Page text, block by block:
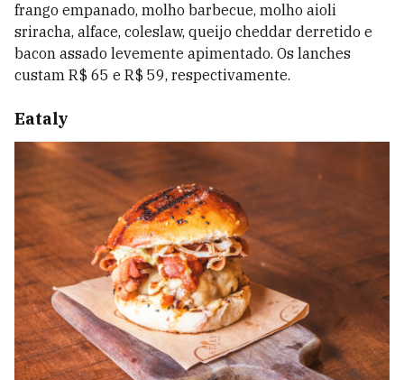
frango empanado, molho barbecue, molho aioli
sriracha, alface, coleslaw, queijo cheddar derretido e
bacon assado levemente apimentado. Os lanches
custam R$ 65 e R$ 59, respectivamente.
Eataly